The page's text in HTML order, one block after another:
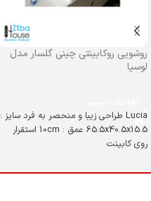
روشویی روکابینتی چینی گلسار مدل
لوسیا
Lucia طراحی زیبا و منحصر به فرد سایز :
65.5x40.5x15.5 عمق : 10cm استقرار
روی کابینت